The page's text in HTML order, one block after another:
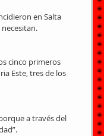
en Salta
cinco primeros
Este, tres de los
a través del